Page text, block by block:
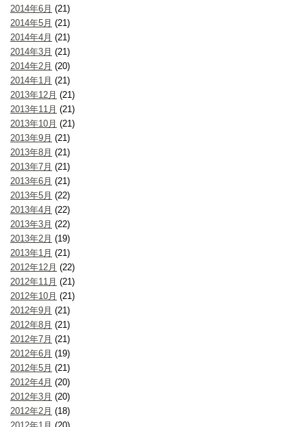
2014年6月 (21)
2014年5月 (21)
2014年4月 (21)
2014年3月 (21)
2014年2月 (20)
2014年1月 (21)
2013年12月 (21)
2013年11月 (21)
2013年10月 (21)
2013年9月 (21)
2013年8月 (21)
2013年7月 (21)
2013年6月 (21)
2013年5月 (22)
2013年4月 (22)
2013年3月 (22)
2013年2月 (19)
2013年1月 (21)
2012年12月 (22)
2012年11月 (21)
2012年10月 (21)
2012年9月 (21)
2012年8月 (21)
2012年7月 (21)
2012年6月 (19)
2012年5月 (21)
2012年4月 (20)
2012年3月 (20)
2012年2月 (18)